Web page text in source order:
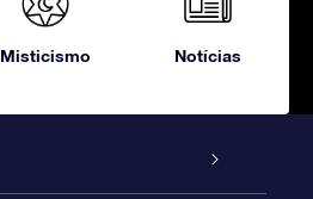
Misticismo Notícias